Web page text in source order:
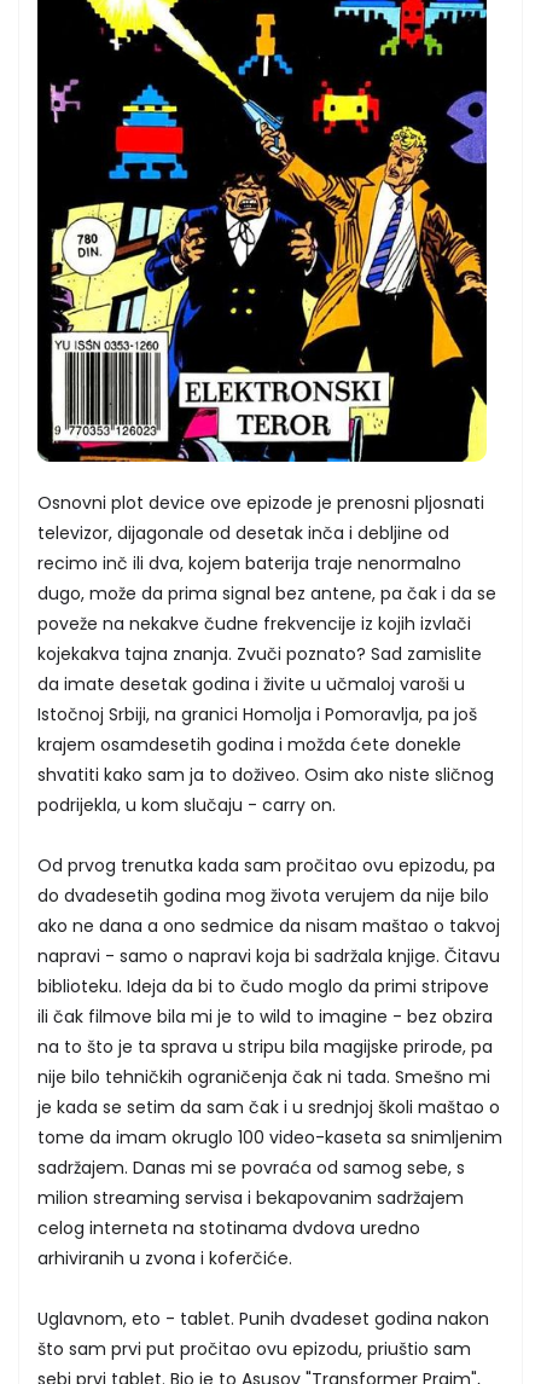
Osnovni plot device ove epizode je prenosni pljosnati
televizor, dijagonale od desetak inča i debljine od
recimo inč ili dva, kojem baterija traje nenormalno
dugo, može da prima signal bez antene, pa čak i da se
poveže na nekakve čudne frekvencije iz kojih izvlači
kojekakva tajna znanja. Zvuči poznato? Sad zamislite
da imate desetak godina i živite u učmaloj varoši u
Istočnoj Srbiji, na granici Homolja i Pomoravlja, pa još
krajem osamdesetih godina i možda ćete donekle
shvatiti kako sam ja to doživeo. Osim ako niste sličnog
podrijekla, u kom slučaju - carry on.
Od prvog trenutka kada sam pročitao ovu epizodu, pa
do dvadesetih godina mog života verujem da nije bilo
ako ne dana a ono sedmice da nisam maštao o takvoj
napravi - samo o napravi koja bi sadržala knjige. Čitavu
biblioteku. Ideja da bi to čudo moglo da primi stripove
ili čak filmove bila mi je to wild to imagine - bez obzira
na to što je ta sprava u stripu bila magijske prirode, pa
nije bilo tehničkih ograničenja čak ni tada. Smešno mi
je kada se setim da sam čak i u srednjoj školi maštao o
tome da imam okruglo 100 video-kaseta sa snimljenim
sadržajem. Danas mi se povraća od samog sebe, s
milion streaming servisa i bekapovanim sadržajem
celog interneta na stotinama dvdova uredno
arhiviranih u zvona i koferčiće.
Uglavnom, eto - tablet. Punih dvadeset godina nakon
što sam prvi put pročitao ovu epizodu, priuštio sam